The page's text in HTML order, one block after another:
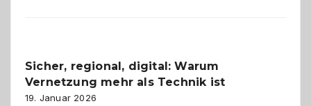
ein
dreifaches
Alaaf!
Sicher, regional, digital: Warum
Vernetzung mehr als Technik ist
19. Januar 2026